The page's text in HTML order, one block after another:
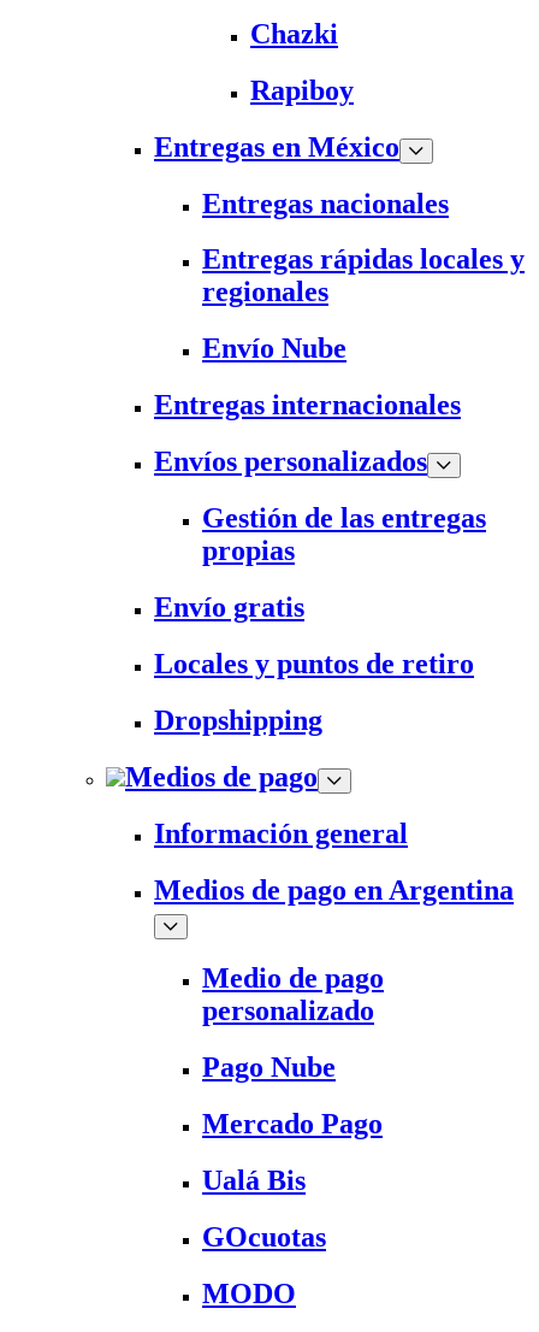
Chazki
Rapiboy
Entregas en México
Entregas nacionales
Entregas rápidas locales y
regionales
Envío Nube
Entregas internacionales
Envíos personalizados
Gestión de las entregas
propias
Envío gratis
Locales y puntos de retiro
Dropshipping
Medios de pago
Información general
Medios de pago en Argentina
Medio de pago
personalizado
Pago Nube
Mercado Pago
Ualá Bis
GOcuotas
MODO